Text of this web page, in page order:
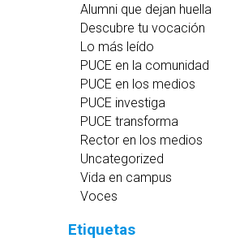
Alumni que dejan huella
Descubre tu vocación
Lo más leído
PUCE en la comunidad
PUCE en los medios
PUCE investiga
PUCE transforma
Rector en los medios
Uncategorized
Vida en campus
Voces
Etiquetas